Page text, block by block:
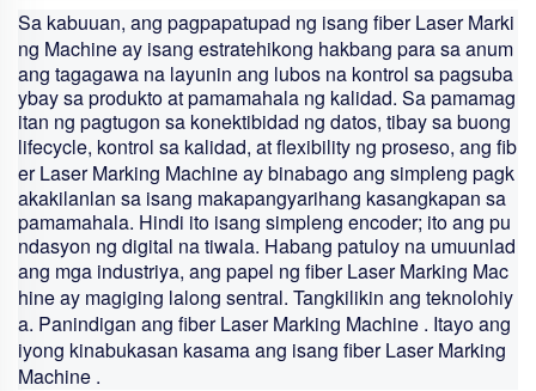
Sa kabuuan, ang pagpapatupad ng isang fiber Laser Marki
ng Machineay isang estratehikong hakbang para sa anum
ang tagagawa na layunin ang lubos na kontrol sa pagsuba
ybay sa produkto at pamamahala ng kalidad. Sa pamamag
itan ng pagtugon sa konektibidad ng datos, tibay sa buong
lifecycle, kontrol sa kalidad, at flexibility ng proseso, ang fib
er Laser Marking Machineay binabago ang simpleng pagk
akakilanlan sa isang makapangyarihang kasangkapan sa
pamamahala. Hindi ito isang simpleng encoder; ito ang pu
ndasyon ng digital na tiwala. Habang patuloy na umuunlad
ang mga industriya, ang papel ng fiber Laser Marking Mac
hineay magiging lalong sentral. Tangkilikin ang teknolohiy
a. Panindigan ang fiber Laser Marking Machine . Itayo ang
iyong kinabukasan kasama ang isang fiber Laser Marking
Machine .